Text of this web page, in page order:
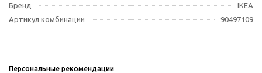
Бренд
IKEA
Артикул комбинации
90497109
Персональные рекомендации